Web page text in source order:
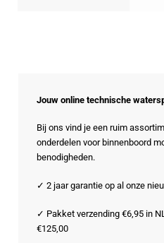
Jouw online technische
Bij ons vind je een ruim
onderdelen voor binnenboord
benodigheden.
✓ 2 jaar garantie op al onze
✓ Pakket verzending €6,95 in
€125,00